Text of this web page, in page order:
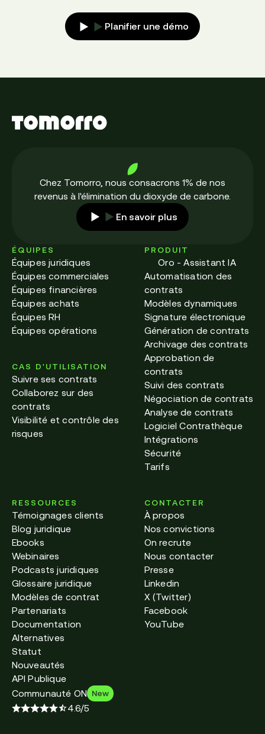
Planifier une démo
Chez Tomorro, nous consacrons 1% de nos
revenus à l'élimination du dioxyde de carbone.
En savoir plus
CAS D'UTILISATION
Suivre ses contrats
Collaborez sur des
contrats
Visibilité et contrôle des
risques
ÉQUIPES
Équipes juridiques
Équipes commerciales
Équipes financières
Équipes achats
Équipes RH
Équipes opérations
PRODUIT
Oro - Assistant IA
Automatisation des
contrats
Modèles dynamiques
Signature électronique
Génération de contrats
Archivage des contrats
Approbation de
contrats
Suivi des contrats
Négociation de contrats
Analyse de contrats
Logiciel Contrathèque
Intégrations
Sécurité
Tarifs
RESSOURCES
Témoignages clients
Blog juridique
Ebooks
Webinaires
Podcasts juridiques
Glossaire juridique
Modèles de contrat
Partenariats
Documentation
Alternatives
Statut
Nouveautés
API Publique
Communauté ON New
CONTACTER
À propos
Nos convictions
On recrute
Nous contacter
Presse
Linkedin
X (Twitter)
Facebook
YouTube
4.6/5